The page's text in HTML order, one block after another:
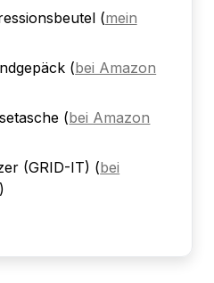
(mein
(bei Amazon
(bei Amazon
(GRID-IT) (bei
)